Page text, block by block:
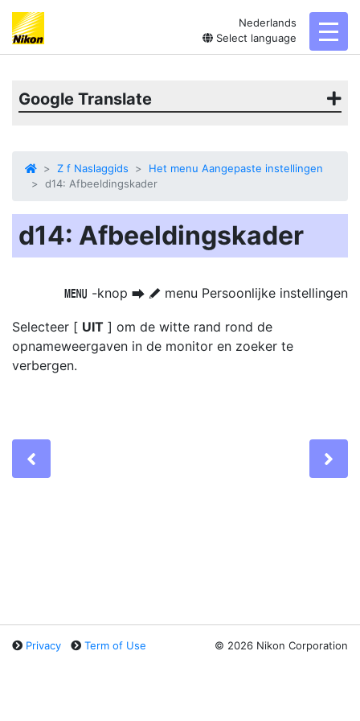
Nederlands
Select language
Google Translate
Z f Naslaggids
Het menu Aangepaste instellingen
d14: Afbeeldingskader
d14: Afbeeldingskader
G -knop U A menu Persoonlijke instellingen
Selecteer [ UIT ] om de witte rand rond de
opnameweergaven in de monitor en zoeker te
verbergen.
Privacy Term of Use © 2026 Nikon Corporation